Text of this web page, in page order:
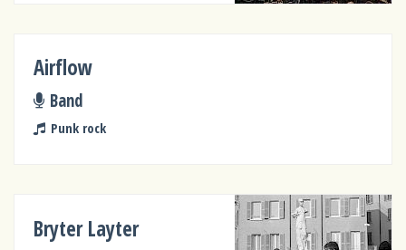
Airflow
Band
Punk rock
Bryter Layter